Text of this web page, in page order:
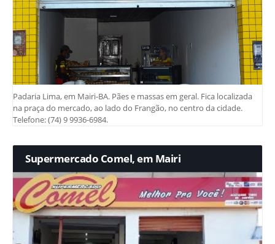
Padaria Lima, em Mairi-BA. Pães e massas em geral. Fica localizada
na praça do mercado, ao lado do Frangão, no centro da cidade.
Telefone: (74) 9 9936-6984.
Supermercado Comel, em Mairi